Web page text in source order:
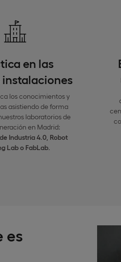
en las
instalaciones
los conocimientos y
asistiendo de forma
laboratorios de
en Madrid:
Industria 4.0, Robot
Lab o FabLab.
es